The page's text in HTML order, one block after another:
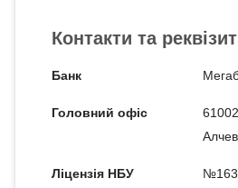
Контакти та
Банк
Головний офіс
Ліцензія НБУ №163